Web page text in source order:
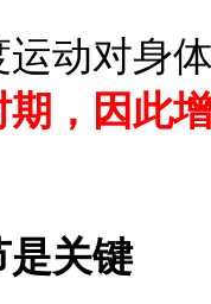
动对身
，因此
是关键